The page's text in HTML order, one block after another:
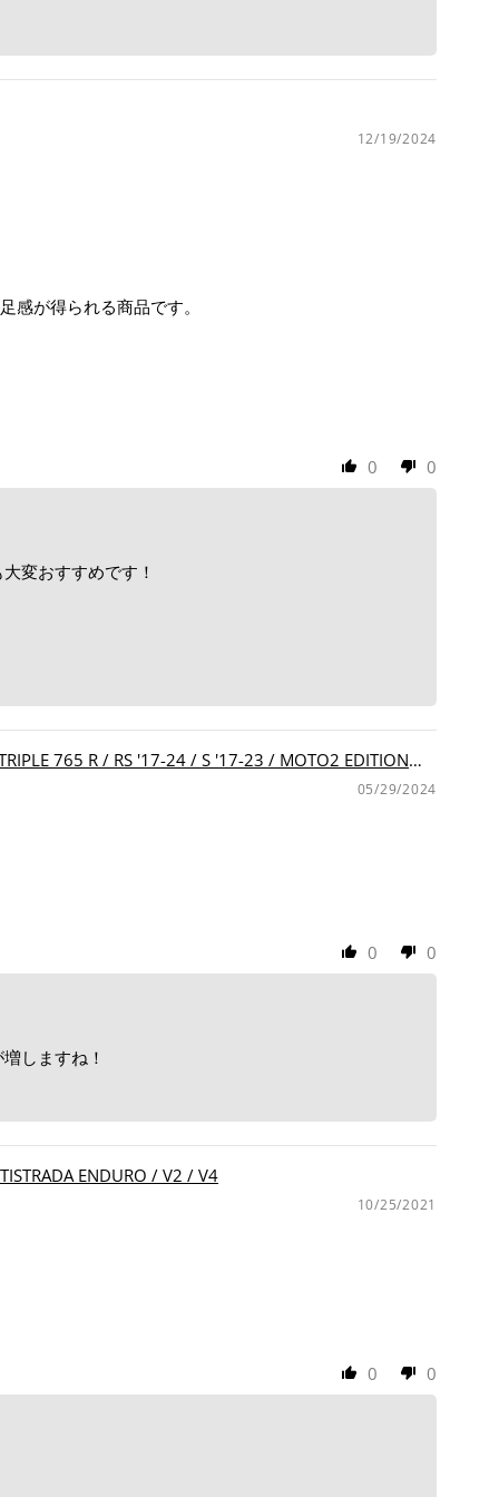
12/19/2024
が得られる商品です。
0 0
変おすすめです！
765 R / RS '17-24 / S '17-23 / MOTO2 EDITION
05/29/2024
0 0
しますね！
ENDURO / V2 / V4
10/25/2021
0 0